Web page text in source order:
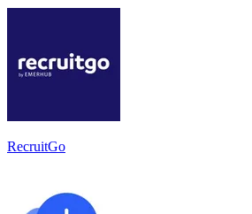
RecruitGo